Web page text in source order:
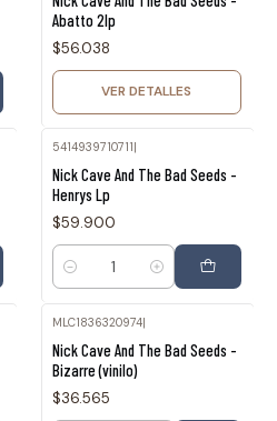
Abatto 2lp
$56.038
VER DETALLES
5414939710711
Nick Cave And The Bad Seeds -
Henrys Lp
$59.900
Cantidad
MLC1836320974|
Nick Cave And The Bad Seeds -
Bizarre (vinilo)
$36.565